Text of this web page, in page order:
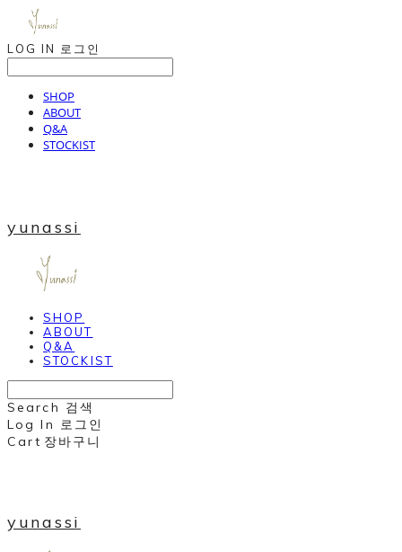
LOG IN 로그인
SHOP
ABOUT
Q&A
STOCKIST
yunassi
SHOP
ABOUT
Q&A
STOCKIST
Search 검색
Log In 로그인
Cart 장바구니
yunassi